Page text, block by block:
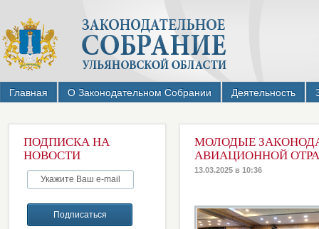
Главная О Законодательном Собрании Деятельность
ПОДПИСКА НА
НОВОСТИ
МОЛОДЫЕ
АВИАЦИОННОЙ
13.03.2025 в 10:36